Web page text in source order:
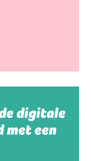
digitale
met een